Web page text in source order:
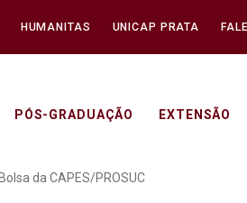
HUMANITAS UNICAP PRATA
PÓS-GRADUAÇÃO EXTENSÃO
da
da CAPES/PROSUC